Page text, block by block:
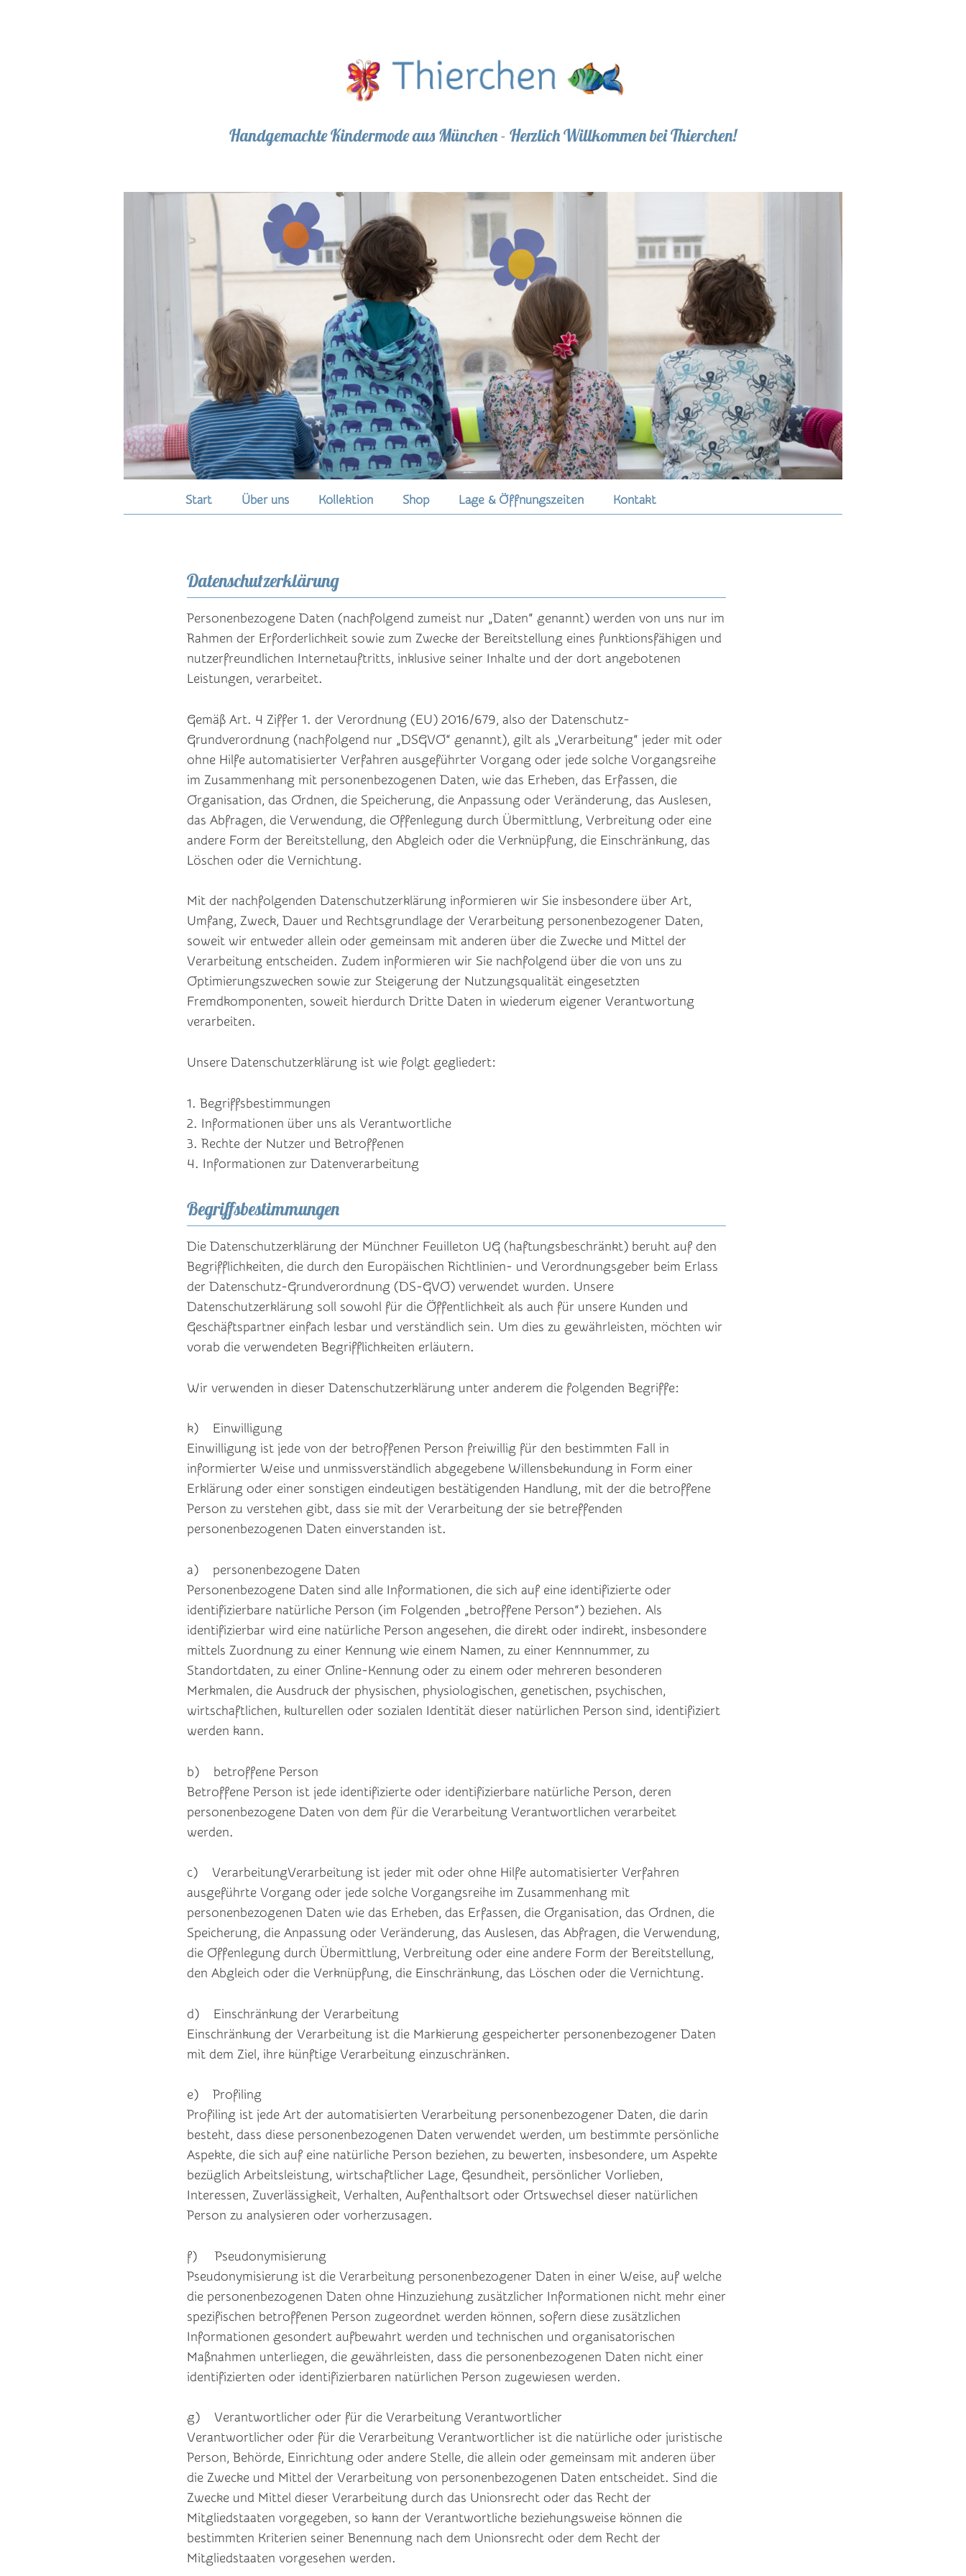
Handgemachte Kindermode aus München - Herzlich Willkommen bei Thierchen!
Zum
Inhalt
springen
Start Über uns Kollektion Shop Lage & Öffnungszeiten Kontakt
Datenschutzerklärung
Personenbezogene Daten (nachfolgend zumeist nur „Daten“ genannt) werden von uns nur im
Rahmen der Erforderlichkeit sowie zum Zwecke der Bereitstellung eines funktionsfähigen und
nutzerfreundlichen Internetauftritts, inklusive seiner Inhalte und der dort angebotenen
Leistungen, verarbeitet.
Gemäß Art. 4 Ziffer 1. der Verordnung (EU) 2016/679, also der Datenschutz-
Grundverordnung (nachfolgend nur „DSGVO“ genannt), gilt als „Verarbeitung“ jeder mit oder
ohne Hilfe automatisierter Verfahren ausgeführter Vorgang oder jede solche Vorgangsreihe
im Zusammenhang mit personenbezogenen Daten, wie das Erheben, das Erfassen, die
Organisation, das Ordnen, die Speicherung, die Anpassung oder Veränderung, das Auslesen,
das Abfragen, die Verwendung, die Offenlegung durch Übermittlung, Verbreitung oder eine
andere Form der Bereitstellung, den Abgleich oder die Verknüpfung, die Einschränkung, das
Löschen oder die Vernichtung.
Mit der nachfolgenden Datenschutzerklärung informieren wir Sie insbesondere über Art,
Umfang, Zweck, Dauer und Rechtsgrundlage der Verarbeitung personenbezogener Daten,
soweit wir entweder allein oder gemeinsam mit anderen über die Zwecke und Mittel der
Verarbeitung entscheiden. Zudem informieren wir Sie nachfolgend über die von uns zu
Optimierungszwecken sowie zur Steigerung der Nutzungsqualität eingesetzten
Fremdkomponenten, soweit hierdurch Dritte Daten in wiederum eigener Verantwortung
verarbeiten.
Unsere Datenschutzerklärung ist wie folgt gegliedert:
1. Begriffsbestimmungen
2. Informationen über uns als Verantwortliche
3. Rechte der Nutzer und Betroffenen
4. Informationen zur Datenverarbeitung
Begriffsbestimmungen
Die Datenschutzerklärung der Münchner Feuilleton UG (haftungsbeschränkt) beruht auf den
Begrifflichkeiten, die durch den Europäischen Richtlinien- und Verordnungsgeber beim Erlass
der Datenschutz-Grundverordnung (DS-GVO) verwendet wurden. Unsere
Datenschutzerklärung soll sowohl für die Öffentlichkeit als auch für unsere Kunden und
Geschäftspartner einfach lesbar und verständlich sein. Um dies zu gewährleisten, möchten wir
vorab die verwendeten Begrifflichkeiten erläutern.
Wir verwenden in dieser Datenschutzerklärung unter anderem die folgenden Begriffe:
k) Einwilligung
Einwilligung ist jede von der betroffenen Person freiwillig für den bestimmten Fall in
informierter Weise und unmissverständlich abgegebene Willensbekundung in Form einer
Erklärung oder einer sonstigen eindeutigen bestätigenden Handlung, mit der die betroffene
Person zu verstehen gibt, dass sie mit der Verarbeitung der sie betreffenden
personenbezogenen Daten einverstanden ist.
a) personenbezogene Daten
Personenbezogene Daten sind alle Informationen, die sich auf eine identifizierte oder
identifizierbare natürliche Person (im Folgenden „betroffene Person“) beziehen. Als
identifizierbar wird eine natürliche Person angesehen, die direkt oder indirekt, insbesondere
mittels Zuordnung zu einer Kennung wie einem Namen, zu einer Kennnummer, zu
Standortdaten, zu einer Online-Kennung oder zu einem oder mehreren besonderen
Merkmalen, die Ausdruck der physischen, physiologischen, genetischen, psychischen,
wirtschaftlichen, kulturellen oder sozialen Identität dieser natürlichen Person sind, identifiziert
werden kann.
b) betroffene Person
Betroffene Person ist jede identifizierte oder identifizierbare natürliche Person, deren
personenbezogene Daten von dem für die Verarbeitung Verantwortlichen verarbeitet
werden.
c) VerarbeitungVerarbeitung ist jeder mit oder ohne Hilfe automatisierter Verfahren
ausgeführte Vorgang oder jede solche Vorgangsreihe im Zusammenhang mit
personenbezogenen Daten wie das Erheben, das Erfassen, die Organisation, das Ordnen, die
Speicherung, die Anpassung oder Veränderung, das Auslesen, das Abfragen, die Verwendung,
die Offenlegung durch Übermittlung, Verbreitung oder eine andere Form der Bereitstellung,
den Abgleich oder die Verknüpfung, die Einschränkung, das Löschen oder die Vernichtung.
d) Einschränkung der Verarbeitung
Einschränkung der Verarbeitung ist die Markierung gespeicherter personenbezogener Daten
mit dem Ziel, ihre künftige Verarbeitung einzuschränken.
e) Profiling
Profiling ist jede Art der automatisierten Verarbeitung personenbezogener Daten, die darin
besteht, dass diese personenbezogenen Daten verwendet werden, um bestimmte persönliche
Aspekte, die sich auf eine natürliche Person beziehen, zu bewerten, insbesondere, um Aspekte
bezüglich Arbeitsleistung, wirtschaftlicher Lage, Gesundheit, persönlicher Vorlieben,
Interessen, Zuverlässigkeit, Verhalten, Aufenthaltsort oder Ortswechsel dieser natürlichen
Person zu analysieren oder vorherzusagen.
f) Pseudonymisierung
Pseudonymisierung ist die Verarbeitung personenbezogener Daten in einer Weise, auf welche
die personenbezogenen Daten ohne Hinzuziehung zusätzlicher Informationen nicht mehr einer
spezifischen betroffenen Person zugeordnet werden können, sofern diese zusätzlichen
Informationen gesondert aufbewahrt werden und technischen und organisatorischen
Maßnahmen unterliegen, die gewährleisten, dass die personenbezogenen Daten nicht einer
identifizierten oder identifizierbaren natürlichen Person zugewiesen werden.
g) Verantwortlicher oder für die Verarbeitung Verantwortlicher
Verantwortlicher oder für die Verarbeitung Verantwortlicher ist die natürliche oder juristische
Person, Behörde, Einrichtung oder andere Stelle, die allein oder gemeinsam mit anderen über
die Zwecke und Mittel der Verarbeitung von personenbezogenen Daten entscheidet. Sind die
Zwecke und Mittel dieser Verarbeitung durch das Unionsrecht oder das Recht der
Mitgliedstaaten vorgegeben, so kann der Verantwortliche beziehungsweise können die
bestimmten Kriterien seiner Benennung nach dem Unionsrecht oder dem Recht der
Mitgliedstaaten vorgesehen werden.